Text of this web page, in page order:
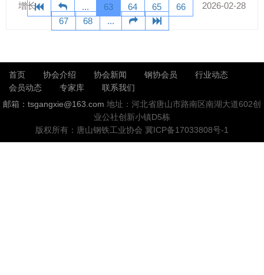
增长 2026-02-28
... 63 64 65
66
67
68 ...
首页 协会介绍 协会新闻 钢协会员
行业动态
会员动态
专家库
联系我们
邮箱：tsgangxie@163.com 地址：河北省唐山市路南区南湖大道602创
业公社创新小镇D5栋
版权所有：唐山钢铁工业协会 冀ICP备17033808号-1